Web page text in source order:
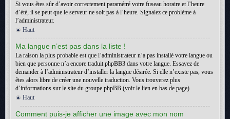
Si vous êtes sûr d’avoir correctement paramétré votre fuseau horaire et l’heure
d’été, il se peut que le serveur ne soit pas à l’heure. Signalez ce problème à
l’administrateur.
Haut
Ma langue n’est pas dans la liste !
La raison la plus probable est que l’administrateur n’a pas installé votre langue ou
bien que personne n’a encore traduit phpBB3 dans votre langue. Essayez de
demander à l’administrateur d’installer la langue désirée. Si elle n’existe pas, vous
êtes alors libre de créer une nouvelle traduction. Vous trouverez plus
d’informations sur le site du groupe phpBB (voir le lien en bas de page).
Haut
Comment puis-je afficher une image avec mon nom